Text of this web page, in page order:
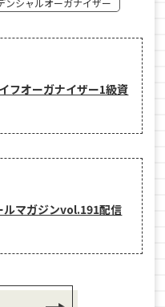
フオーガナイザー1級資
ルマガジンvol.191配信